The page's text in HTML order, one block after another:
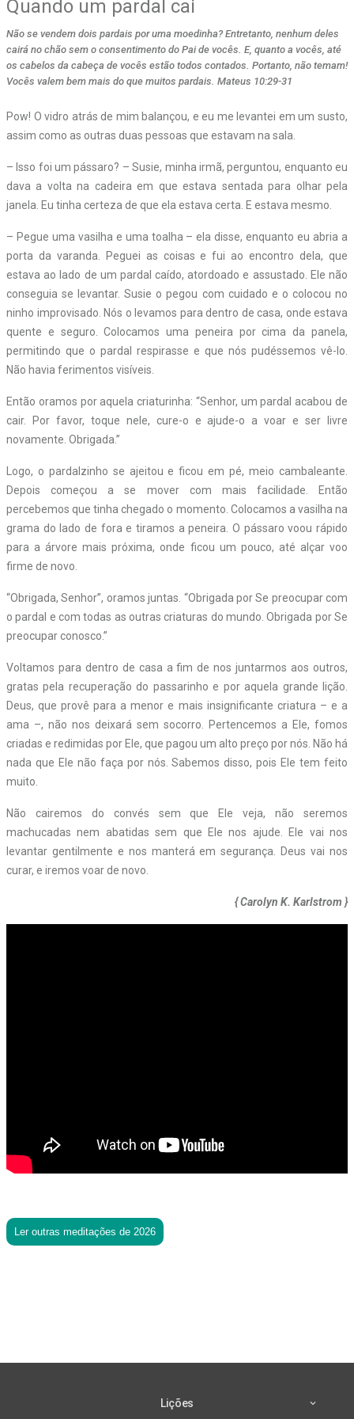
Quando um pardal cai
Não se vendem dois pardais por uma moedinha? Entretanto, nenhum deles
cairá no chão sem o consentimento do Pai de vocês. E, quanto a vocês, até
os cabelos da cabeça de vocês estão todos contados. Portanto, não temam!
Vocês valem bem mais do que muitos pardais. Mateus 10:29-31
Pow! O vidro atrás de mim balançou, e eu me levantei em um susto,
assim como as outras duas pessoas que estavam na sala.
– Isso foi um pássaro? – Susie, minha irmã, perguntou, enquanto eu
dava a volta na cadeira em que estava sentada para olhar pela
janela. Eu tinha certeza de que ela estava certa. E estava mesmo.
– Pegue uma vasilha e uma toalha – ela disse, enquanto eu abria a
porta da varanda. Peguei as coisas e fui ao encontro dela, que
estava ao lado de um pardal caído, atordoado e assustado. Ele não
conseguia se levantar. Susie o pegou com cuidado e o colocou no
ninho improvisado. Nós o levamos para dentro de casa, onde estava
quente e seguro. Colocamos uma peneira por cima da panela,
permitindo que o pardal respirasse e que nós pudéssemos vê-lo.
Não havia ferimentos visíveis.
Então oramos por aquela criaturinha: “Senhor, um pardal acabou de
cair. Por favor, toque nele, cure-o e ajude-o a voar e ser livre
novamente. Obrigada.”
Logo, o pardalzinho se ajeitou e ficou em pé, meio cambaleante.
Depois começou a se mover com mais facilidade. Então
percebemos que tinha chegado o momento. Colocamos a vasilha na
grama do lado de fora e tiramos a peneira. O pássaro voou rápido
para a árvore mais próxima, onde ficou um pouco, até alçar voo
firme de novo.
“Obrigada, Senhor”, oramos juntas. “Obrigada por Se preocupar com
o pardal e com todas as outras criaturas do mundo. Obrigada por Se
preocupar conosco.”
Voltamos para dentro de casa a fim de nos juntarmos aos outros,
gratas pela recuperação do passarinho e por aquela grande lição.
Deus, que provê para a menor e mais insignificante criatura – e a
ama –, não nos deixará sem socorro. Pertencemos a Ele, fomos
criadas e redimidas por Ele, que pagou um alto preço por nós. Não há
nada que Ele não faça por nós. Sabemos disso, pois Ele tem feito
muito.
Não cairemos do convés sem que Ele veja, não seremos
machucadas nem abatidas sem que Ele nos ajude. Ele vai nos
levantar gentilmente e nos manterá em segurança. Deus vai nos
curar, e iremos voar de novo.
{ Carolyn K. Karlstrom }
Ler outras meditações de 2026
Lições